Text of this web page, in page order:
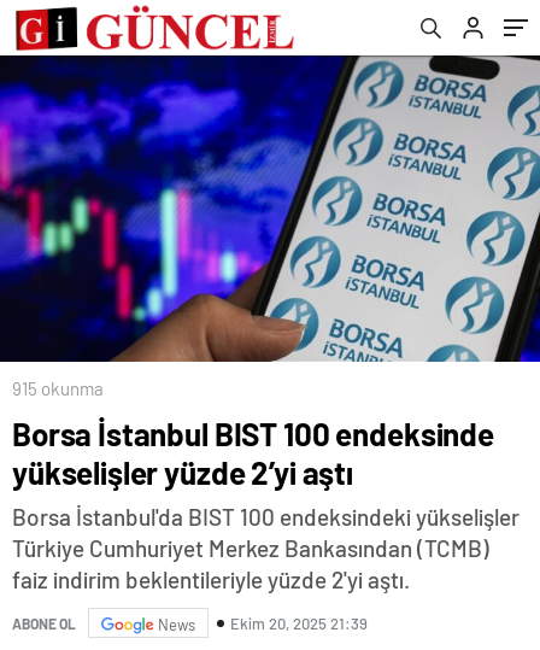
915 okunma
Borsa İstanbul BIST 100 endeksinde
yükselişler yüzde 2’yi aştı
Borsa İstanbul'da BIST 100 endeksindeki yükselişler
Türkiye Cumhuriyet Merkez Bankasından (TCMB)
faiz indirim beklentileriyle yüzde 2'yi aştı.
ABONE OL News Ekim 20, 2025 21:39